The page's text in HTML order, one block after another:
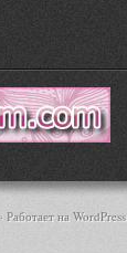
· Работает на WordPress